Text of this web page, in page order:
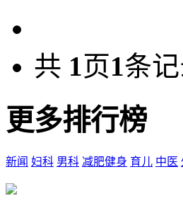
共 1页1条
更多排行榜
新闻 妇科 男科 减肥健身 育儿 中医